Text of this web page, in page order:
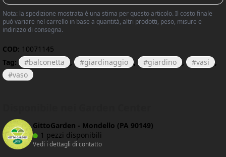
Nota: la spedizione mostrata è una stima per questo articolo. Il costo finale
può variare nel carrello in base a quantità, altri prodotti, peso, misure e
indirizzo di consegna.
COD: 10071145
Tag:
balconetta , giardinaggio , giardino , vasi
,
vaso
GittoGarden - Mondello (PA 90149)
1 pezzi disponibili
Vedi i dettagli di contatto